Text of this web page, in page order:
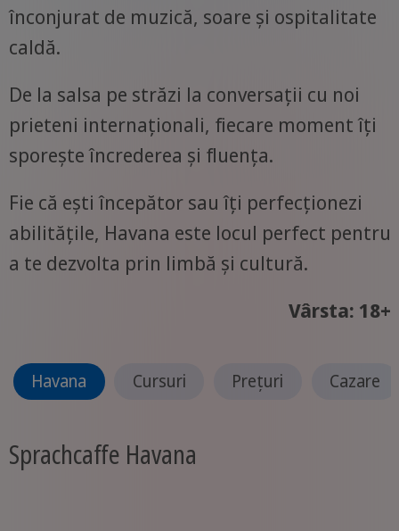
înconjurat de muzică, soare și ospitalitate
caldă.
De la salsa pe străzi la conversații cu noi
prieteni internaționali, fiecare moment îți
sporește încrederea și fluența.
Fie că ești începător sau îți perfecționezi
abilitățile, Havana este locul perfect pentru
a te dezvolta prin limbă și cultură.
Vârsta: 18+
Havana Cursuri Prețuri Cazare
Sprachcaffe Havana